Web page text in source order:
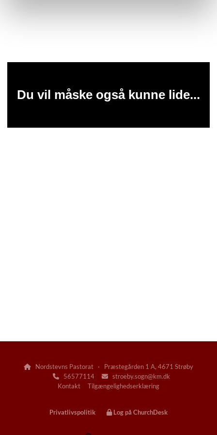
Du vil måske også kunne lide...
 Nordstevns Pastorat · Præstegården 1 A, 4671 Strøby
 56577114 
stroeby.sogn@km.dk
Kontakt
Tilgængelighedserklæring
Privatlivspolitik Log på ChurchDesk